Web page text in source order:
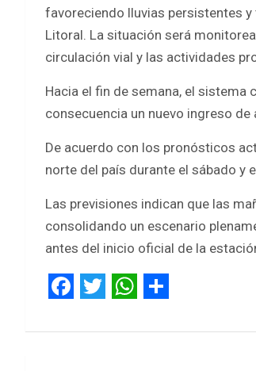
favoreciendo lluvias persistentes
Litoral. La situación será
circulación vial y las actividades
Hacia el fin de semana, el
consecuencia un nuevo ingreso
De acuerdo con los pronósticos
norte del país durante el sábado y
Las previsiones indican que las
consolidando un escenario
antes del inicio oficial de la
a
w h
h